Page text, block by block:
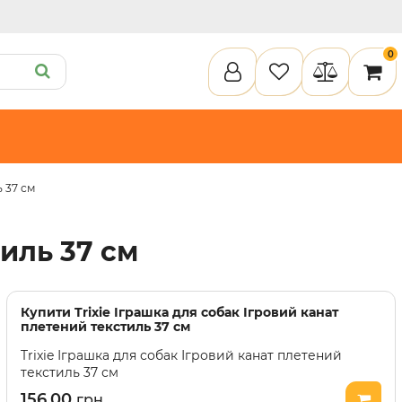
0
Туалети та аксесуари
Спальні місця
Інструменти для догляду
37 см
37 см
Купити Trixie Іграшка для собак Ігровий канат
плетений текстиль 37 см
Trixie Іграшка для собак Ігровий канат плетений
текстиль 37 см